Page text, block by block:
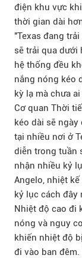
điện khu vực
thời gian dài
"Texas đang
sẽ trải qua dưới
hệ thống đều
nắng nóng kéo
kỳ lạ mà chưa
Cơ quan Thời
kéo dài sẽ
tại nhiều nơi ở
diễn trong tuần
nhận nhiều kỷ
Angelo, nhiệt
kỷ lục cách đây
Nhiệt độ cao đi
nóng và nguy
khiến nhiệt độ
đi vào ban